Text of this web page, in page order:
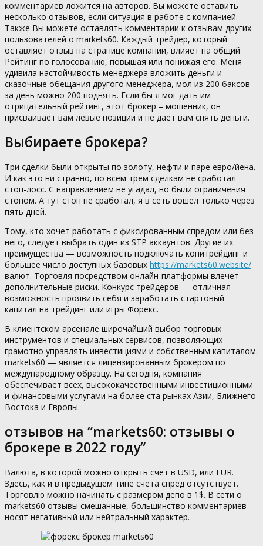
комментариев ложится на авторов. Вы можете оставить
несколько отзывов, если ситуация в работе с компанией.
Также Вы можете оставлять комментарии к отзывам других
пользователей о markets60. Каждый трейдер, который
оставляет отзыв на странице компании, влияет на общий
Рейтинг по голосованию, повышая или понижая его. Меня
удивила настойчивость менеджера вложить деньги и
сказочные обещания другого менеджера, мол из 200 баксов
за день можно 200 поднять. Если бы я мог дать им
отрицательный рейтинг, этот брокер – мошенник, он
присваивает вам левые позиции и не дает вам снять деньги.
Выбираете брокера?
Три сделки были открыты по золоту, нефти и паре евро/йена.
И как это ни странно, по всем трем сделкам не сработал
стоп-лосс. С направлением не угадал, но были ограничения
стопом. А тут стоп не сработал, я в сеть вошел только через
пять дней.
Тому, кто хочет работать с фиксированным спредом или без
него, следует выбрать один из STP аккаунтов. Другие их
преимущества — возможность подключать копитрейдинг и
большее число доступных базовых https://markets60.website/
валют. Торговля посредством онлайн-платформы влечет
дополнительные риски. Конкурс трейдеров — отличная
возможность проявить себя и заработать стартовый
капитал на трейдинг или игры Форекс.
В клиентском арсенале широчайший выбор торговых
инструментов и специальных сервисов, позволяющих
грамотно управлять инвестициями и собственным капиталом.
markets60 — является лицензированным брокером по
международному образцу. На сегодня, компания
обеспечивает всех, высококачественными инвестиционными
и финансовыми услугами на более ста рынках Азии, Ближнего
Востока и Европы.
отзывов на “markets60: отзывы о
брокере в 2022 году”
Валюта, в которой можно открыть счет в USD, или EUR.
Здесь, как и в предыдущем типе счета спред отсутствует.
Торговлю можно начинать с размером депо в 1$. В сети о
markets60 отзывы смешанные, большинство комментариев
носят негативный или нейтральный характер.